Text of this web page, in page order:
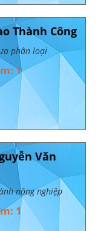
Thành Công
phân loại
1
Văn
nông nghiệp
1